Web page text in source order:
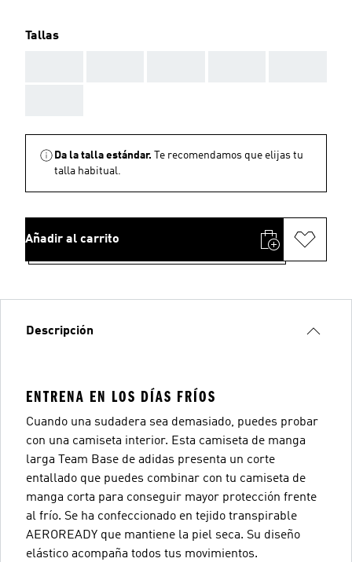
Tallas
Da la talla estándar.
Te recomendamos que elijas tu
talla habitual.
Añadir al carrito
Descripción
ENTRENA EN LOS DÍAS FRÍOS
Cuando una sudadera sea demasiado, puedes probar
con una camiseta interior. Esta camiseta de manga
larga Team Base de adidas presenta un corte
entallado que puedes combinar con tu camiseta de
manga corta para conseguir mayor protección frente
al frío. Se ha confeccionado en tejido transpirable
AEROREADY que mantiene la piel seca. Su diseño
elástico acompaña todos tus movimientos.